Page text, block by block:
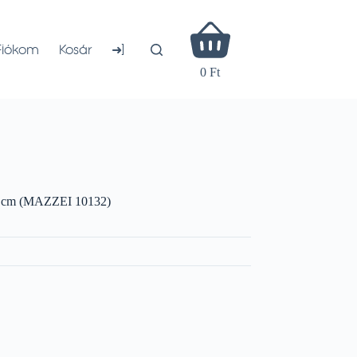
Kosár ➜]
Shopping
cart
0 Ft
(MAZZEI 10132)